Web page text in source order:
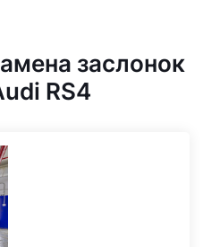
заслонок
RS4